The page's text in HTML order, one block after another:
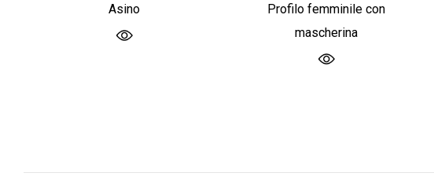
Asino
Profilo femminile con
mascherina